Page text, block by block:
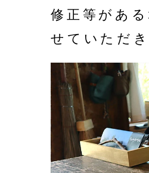
修正等があ
せていただき